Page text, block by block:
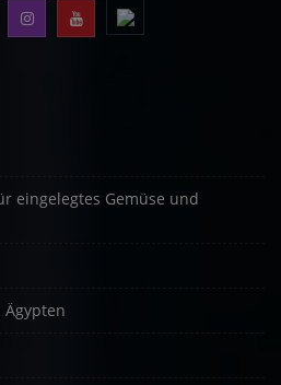
eingelegtes Gemüse und
Ägypten